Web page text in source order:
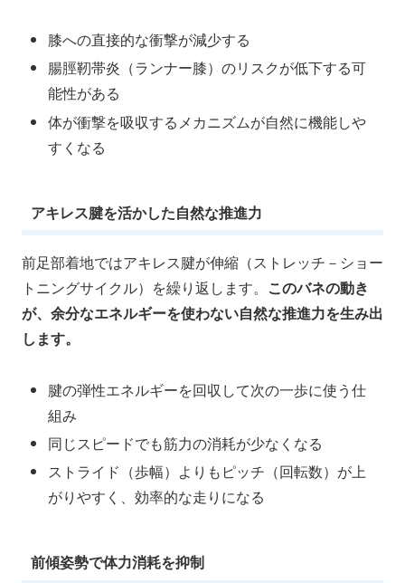
膝への直接的な衝撃が減少する
腸脛靭帯炎（ランナー膝）のリスクが低下する可
能性がある
体が衝撃を吸収するメカニズムが自然に機能しや
すくなる
アキレス腱を活かした自然な推進力
前足部着地ではアキレス腱が伸縮（ストレッチ－ショー
トニングサイクル）を繰り返します。 このバネの動き
が、余分なエネルギーを使わない自然な推進力を生み出
します。
腱の弾性エネルギーを回収して次の一歩に使う仕
組み
同じスピードでも筋力の消耗が少なくなる
ストライド（歩幅）よりもピッチ（回転数）が上
がりやすく、効率的な走りになる
前傾姿勢で体力消耗を抑制